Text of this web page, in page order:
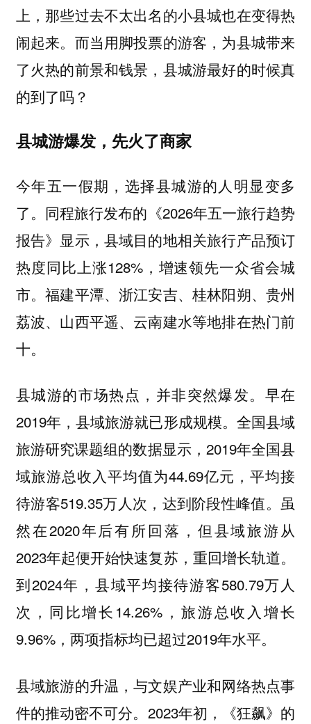
上，那些过去不太出名的小县城也在变得热
闹起来。而当用脚投票的游客，为县城带来
了火热的前景和钱景，县城游最好的时候真
的到了吗？
县城游爆发，先火了商家
今年五一假期，选择县城游的人明显变多
了。同程旅行发布的《2026年五一旅行趋势
报告》显示，县域目的地相关旅行产品预订
热度同比上涨128%，增速领先一众省会城
市。福建平潭、浙江安吉、桂林阳朔、贵州
荔波、山西平遥、云南建水等地排在热门前
十。
县城游的市场热点，并非突然爆发。早在
2019年，县域旅游就已形成规模。全国县域
旅游研究课题组的数据显示，2019年全国县
域旅游总收入平均值为44.69亿元，平均接
待游客519.35万人次，达到阶段性峰值。虽
然在2020年后有所回落，但县域旅游从
2023年起便开始快速复苏，重回增长轨道。
到2024年，县域平均接待游客580.79万人
次，同比增长14.26%，旅游总收入增长
9.96%，两项指标均已超过2019年水平。
县域旅游的升温，与文娱产业和网络热点事
件的推动密不可分。2023年初，《狂飙》的